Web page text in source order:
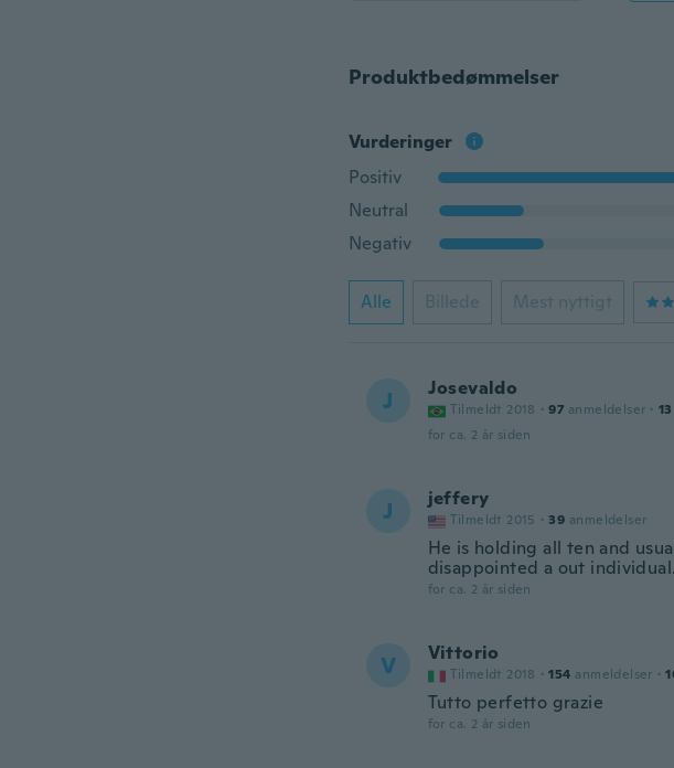
Produktbedømmelser
Vurderinger
Positiv
Neutral
Negativ
Alle Billede Mest nyttigt
J Josevaldo
Tilmeldt 2018 · 97 anmeldelser · 13
for ca. 2 år siden
J jeffery
Tilmeldt 2015 · 39 anmeldelser
He is holding all ten and
disappointed a out individual.
for ca. 2 år siden
V Vittorio
Tilmeldt 2018 · 154 anmeldelser ·
Tutto perfetto grazie
for ca. 2 år siden